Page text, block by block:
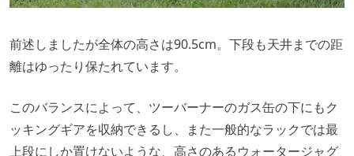
前述しましたが全体の高さは90.5cm。下段も天井までの距
離はゆったり保たれています。
このバランスによって、ツーバーナーのガス缶の下にもク
ッキングギアを収納できるし、また一般的なラックでは最
上段にしか置けないような、高さのあるウォータージャグ